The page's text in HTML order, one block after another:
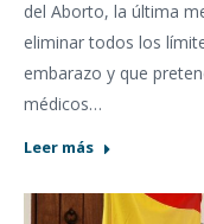
del Aborto, la última
eliminar todos los
embarazo y que
médicos…
Leer más